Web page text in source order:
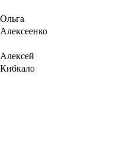
Ольга
Алексеенко
Алексей
Кибкало